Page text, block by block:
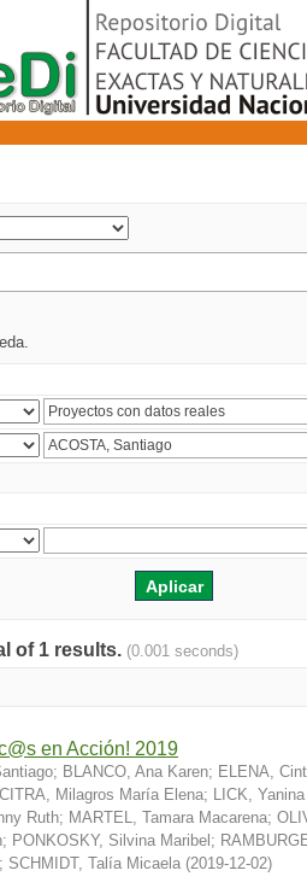
of 1 results. (0.001 seconds)
en Acción! 2019
; BLANCO, Ana Karen; ELENA,
Milagros María Elena; LICK,
Ruth; MARTEL, Tamara Macarena;
; PONKOSKY, Silvina Maribel ;
; SCHMIDT, Talía Micaela (2019-12-02)